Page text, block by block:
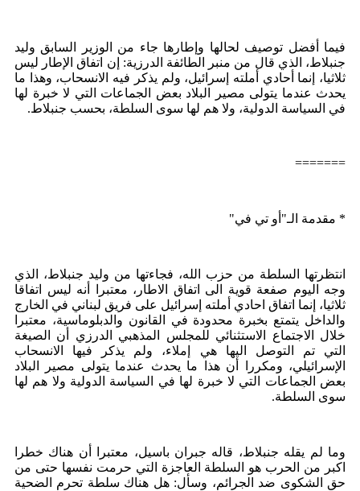
فيما أفضل توصيف لحالها وإطارها جاء من الوزير السابق وليد
جنبلاط، الذي قال من منبر الطائفة الدرزية: إن اتفاق الإطار ليس
ثلاثيا، إنما أحادي أملته إسرائيل، ولم يذكر فيه الانسحاب، وهذا ما
يحدث عندما يتولى مصير البلاد بعض الجماعات التي لا خبرة لها
في السياسة الدولية، ولا هم لها سوى السلطة، بحسب جنبلاط.
=======
* مقدمة الـ"أو تي في"
انتظرتها السلطة من حزب الله، فجاءتها من وليد جنبلاط، الذي
وجه اليوم صفعة قوية الى اتفاق الاطار، معتبرا أنه ليس اتفاقا
ثلاثيا، إنما اتفاق احادي أملته إسرائيل على فريق لبناني في الخارج
والداخل يتمتع بخبرة محدودة في القانون والدبلوماسية، معتبرا
خلال الاجتماع الاستثنائي للمجلس المذهبي الدرزي أن الصيغة
التي تم التوصل اليها هي إملاء، ولم يذكر فيها الانسحاب
الإسرائيلي، ومكررا أن هذا ما يحدث عندما يتولى مصير البلاد
بعض الجماعات التي لا خبرة لها في السياسة الدولية ولا هم لها
سوى السلطة.
وما لم يقله جنبلاط، قاله جبران باسيل، معتبرا أن هناك خطرا
اكبر من الحرب هو السلطة العاجزة التي حرمت نفسها حتى من
حق الشكوى ضد الجرائم، وسأل: هل هناك سلطة تحرم الضحية